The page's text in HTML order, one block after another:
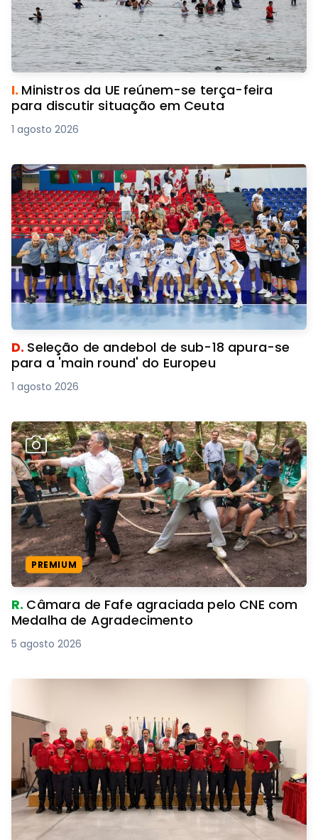
I. Ministros da UE reúnem-se terça-feira
para discutir situação em Ceuta
1 agosto 2026
D. Seleção de andebol de sub-18 apura-se
para a 'main round' do Europeu
1 agosto 2026
PREMIUM
R. Câmara de Fafe agraciada pelo CNE com
Medalha de Agradecimento
5 agosto 2026